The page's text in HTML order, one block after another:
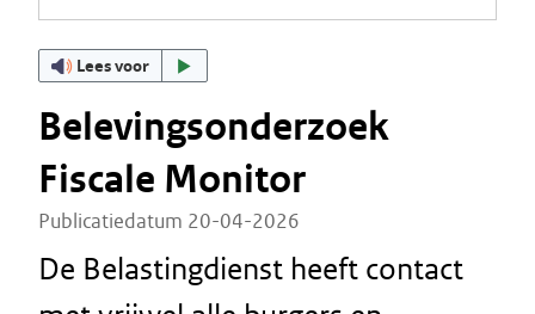
Lees voor
Belevingsonderzoek
Fiscale Monitor
Publicatiedatum 20-04-2026
De Belastingdienst heeft contact